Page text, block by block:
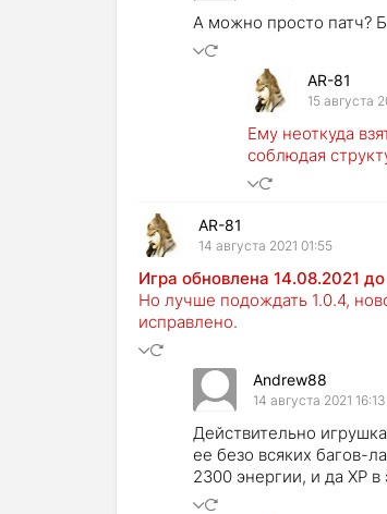
А можно просто патч?
AR-81
15 августа
Ему неоткуда
соблюдая
AR-81
14 августа 2021 01:55
Игра обновлена 14.08.2021
Но лучше подождать 1.0.4,
исправлено.
Andrew88
14 августа 2021 16:13
Действительно
ее безо всяких багов-
2300 энергии, и да ХР